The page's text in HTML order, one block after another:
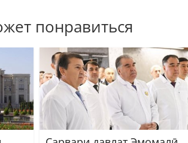
понравиться